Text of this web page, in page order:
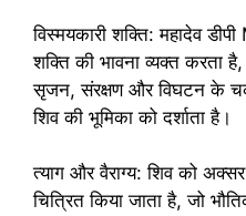
विस्मयकारी शक्ति: महादेव
शक्ति की भावना व्यक्त करता
सृजन, संरक्षण और विघटन के
शिव की भूमिका को दर्शाता है।
त्याग और वैराग्य: शिव को
चित्रित किया जाता है, जो